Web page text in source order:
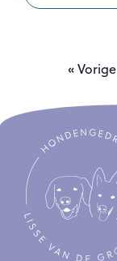
« Vorige